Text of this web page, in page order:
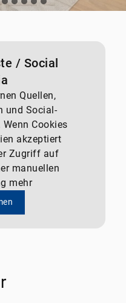
/ Social
Quellen,
und Social-
Cookies
akzeptiert
Zugriff auf
manuellen
mehr